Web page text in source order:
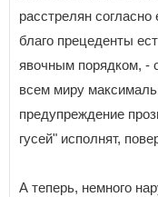
расстрелян
благо прецеденты
явочным порядком, -
всем миру
предупреждение
гусей" исполнят,
А теперь, немного